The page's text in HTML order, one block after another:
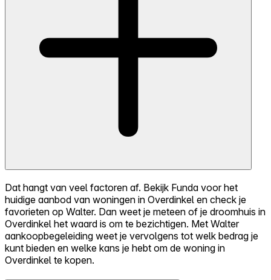
Dat hangt van veel factoren af. Bekijk Funda voor het
huidige aanbod van woningen in Overdinkel en check je
favorieten op Walter. Dan weet je meteen of je droomhuis in
Overdinkel het waard is om te bezichtigen. Met Walter
aankoopbegeleiding weet je vervolgens tot welk bedrag je
kunt bieden en welke kans je hebt om de woning in
Overdinkel te kopen.